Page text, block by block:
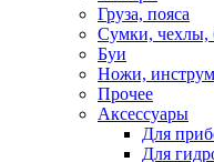
Груза, пояса
Сумки, чехлы,
Буи
Ножи,
Прочее
Аксессуары
Для
Для